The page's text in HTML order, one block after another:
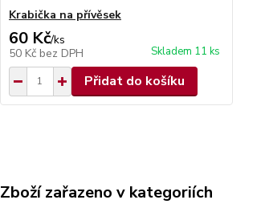
Krabička na přívěsek
60 Kč/ks
50 Kč bez DPH Skladem 11 ks
Přidat do košíku
Zboží zařazeno v kategoriích